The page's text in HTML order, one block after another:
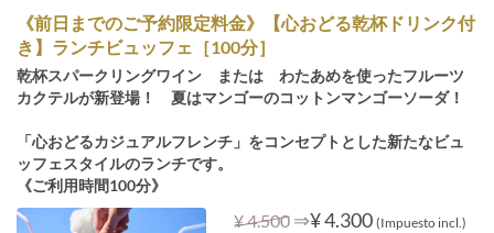
《前日までのご予約限定料金》【心おどる乾杯ドリンク付
き】ランチビュッフェ［100分］
乾杯スパークリングワイン または わたあめを使ったフルーツ
カクテルが新登場！ 夏はマンゴーのコットンマンゴーソーダ！
「心おどるカジュアルフレンチ」をコンセプトとした新たなビュ
ッフェスタイルのランチです。
《ご利用時間100分》
¥ 4.500 ⇒¥ 4.300 (Impuesto incl.)